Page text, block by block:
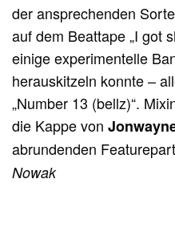
der ansprechenden
auf dem Beattape „I got
einige experimentelle
herauskitzeln konnte –
„Number 13 (bellz)“.
die Kappe von
abrundenden
Nowak